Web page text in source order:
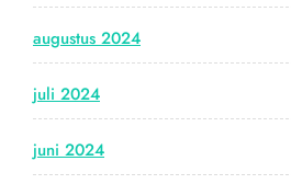
augustus 2024
juli 2024
juni 2024